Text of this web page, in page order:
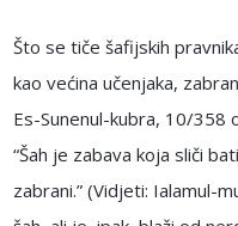
Što se tiče šafijskih
kao većina učenjaka,
Es-Sunenul-kubra, 10/358
“Šah je zabava koja sliči
zabrani.” (Vidjeti: Ialamul-